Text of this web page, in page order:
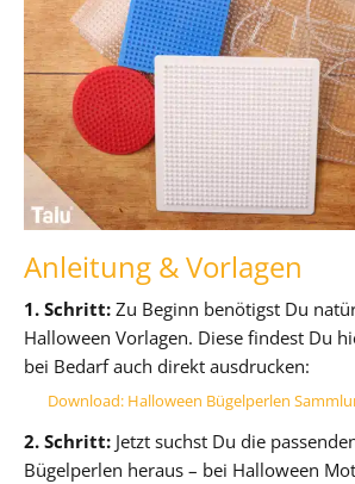
Anleitung & Vorlagen
1. Schritt: Zu Beginn benötigst Du
Halloween Vorlagen. Diese findest Du
bei Bedarf auch direkt ausdrucken:
Download: Halloween Bügelperlen
2. Schritt: Jetzt suchst Du die
Bügelperlen heraus – bei Halloween